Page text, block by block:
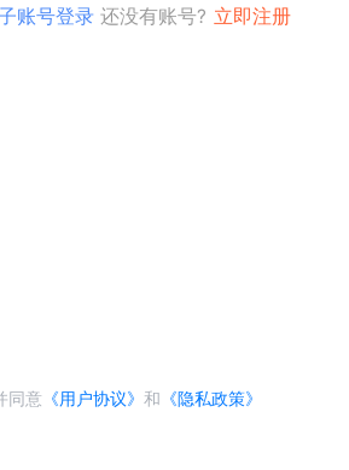
账号登录 还没有账号? 立即注册
同意 《用户协议》和 《隐私政策》